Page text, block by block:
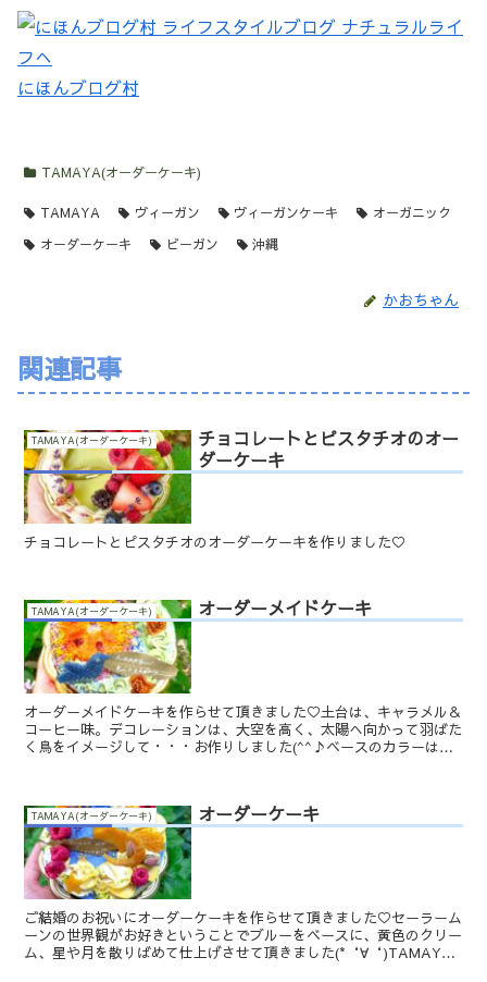
にほんブログ村
TAMAYA(オーダーケーキ)
TAMAYA ヴィーガン ヴィーガンケーキ
オーガニック
オーダーケーキ
ビーガン 沖縄
かおちゃん
関連記事
TAMAYA(オーダーケーキ)
チョコレートとピスタチオのオー
ダーケーキ
チョコレートとピスタチオのオーダーケーキを作りました♡
TAMAYA(オーダーケーキ) オーダーメイドケーキ
オーダーメイドケーキを作らせて頂きました♡土台は、キャラメル＆
コーヒー味。デコレーションは、大空を高く、太陽へ向かって羽ばた
く鳥をイメージして・・・お作りしました(^^♪ベースのカラーは空
TAMAYA(オーダーケーキ) オーダーケーキ
ご結婚のお祝いにオーダーケーキを作らせて頂きました♡セーラーム
ーンの世界観がお好きということでブルーをベースに、黄色のクリー
ム、星や月を散りばめて仕上げさせて頂きました(*‘∀‘)TAMAYA